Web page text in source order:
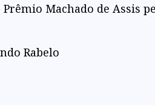
Prêmio Machado de Assis
Rabelo